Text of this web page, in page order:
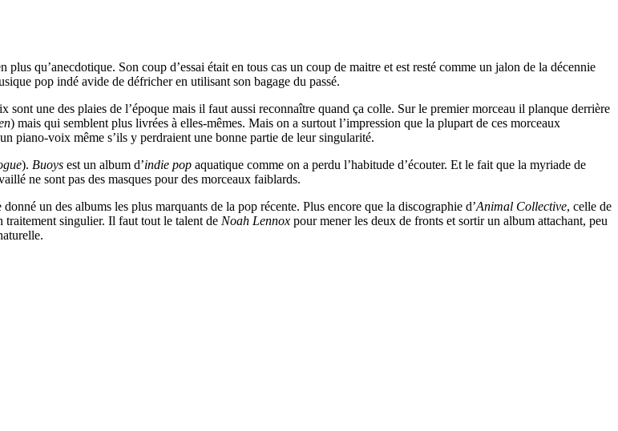
plus qu’anecdotique. Son coup d’essai était en tous cas un coup de maitre et est resté comme un jalon de la décennie
pop indé avide de défricher en utilisant son bagage du passé.
une des plaies de l’époque mais il faut aussi reconnaître quand ça colle. Sur le premier morceau il planque derrière
) mais qui semblent plus livrées à elles-mêmes. Mais on a surtout l’impression que la plupart de ces morceaux
piano-voix même s’ils y perdraient une bonne partie de leur singularité.
). Buoys est un album d’indie pop aquatique comme on a perdu l’habitude d’écouter. Et le fait que la myriade de
ne sont pas des masques pour des morceaux faiblards.
un des albums les plus marquants de la pop récente. Plus encore que la discographie d’Animal Collective, celle de
singulier. Il faut tout le talent de Noah Lennox pour mener les deux de fronts et sortir un album attachant, peu